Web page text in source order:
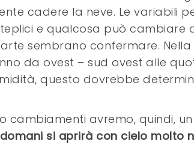
cadere la neve. Le variabili
e qualcosa può cambiare
sembrano confermare.
da ovest – sud ovest alle
questo dovrebbe
cambiamenti avremo, quindi,
si aprirà con cielo molto